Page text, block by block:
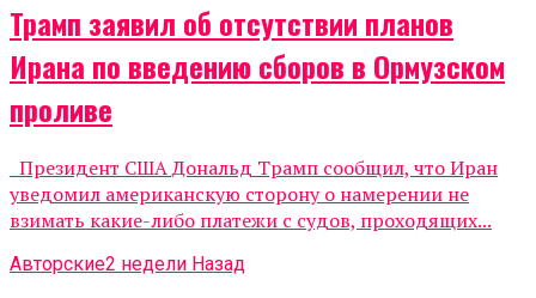
Трамп заявил об отсутствии планов
Ирана по введению сборов в Ормузском
проливе
Президент США Дональд Трамп сообщил, что Иран
уведомил американскую сторону о намерении не
взимать какие-либо платежи с судов, проходящих...
Авторские2 недели Назад